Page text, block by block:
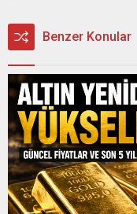
Benzer Konular